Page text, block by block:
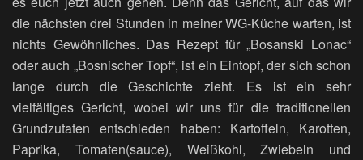
die nächsten drei Stunden in meiner WG-Küche warten, ist
nichts Gewöhnliches. Das Rezept für „Bosanski Lonac“
oder auch „Bosnischer Topf“, ist ein Eintopf, der sich schon
lange durch die Geschichte zieht. Es ist ein sehr
vielfältiges Gericht, wobei wir uns für die traditionellen
Grundzutaten entschieden haben: Kartoffeln, Karotten,
Paprika, Tomaten(sauce), Weißkohl, Zwiebeln und